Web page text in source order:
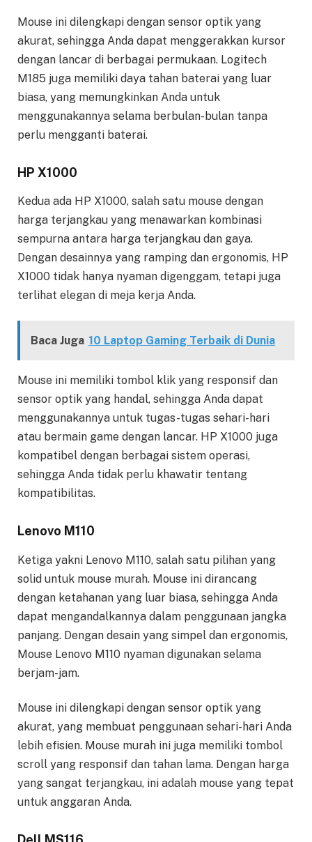
Mouse ini dilengkapi dengan sensor optik yang
akurat, sehingga Anda dapat menggerakkan kursor
dengan lancar di berbagai permukaan. Logitech
M185 juga memiliki daya tahan baterai yang luar
biasa, yang memungkinkan Anda untuk
menggunakannya selama berbulan-bulan tanpa
perlu mengganti baterai.
HP X1000
Kedua ada HP X1000, salah satu mouse dengan
harga terjangkau yang menawarkan kombinasi
sempurna antara harga terjangkau dan gaya.
Dengan desainnya yang ramping dan ergonomis, HP
X1000 tidak hanya nyaman digenggam, tetapi juga
terlihat elegan di meja kerja Anda.
Baca Juga 10 Laptop Gaming Terbaik di Dunia
Mouse ini memiliki tombol klik yang responsif dan
sensor optik yang handal, sehingga Anda dapat
menggunakannya untuk tugas-tugas sehari-hari
atau bermain game dengan lancar. HP X1000 juga
kompatibel dengan berbagai sistem operasi,
sehingga Anda tidak perlu khawatir tentang
kompatibilitas.
Lenovo M110
Ketiga yakni Lenovo M110, salah satu pilihan yang
solid untuk mouse murah. Mouse ini dirancang
dengan ketahanan yang luar biasa, sehingga Anda
dapat mengandalkannya dalam penggunaan jangka
panjang. Dengan desain yang simpel dan ergonomis,
Mouse Lenovo M110 nyaman digunakan selama
berjam-jam.
Mouse ini dilengkapi dengan sensor optik yang
akurat, yang membuat penggunaan sehari-hari Anda
lebih efisien. Mouse murah ini juga memiliki tombol
scroll yang responsif dan tahan lama. Dengan harga
yang sangat terjangkau, ini adalah mouse yang tepat
untuk anggaran Anda.